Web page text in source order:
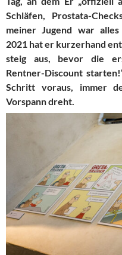
Schläfen, Prostata-
meiner Jugend war alles
2021 hat er kurzerhand
steig aus, bevor die
Rentner-Discount
Schritt voraus, immer
Vorspann dreht.